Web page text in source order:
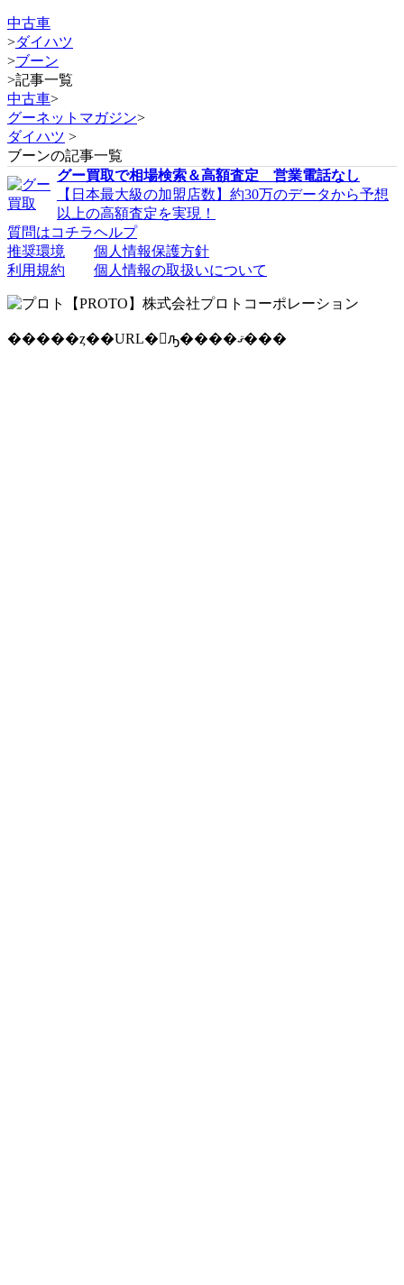
中古車
>ダイハツ
>ブーン
>記事一覧
中古車>
グーネットマガジン>
ダイハツ >
ブーンの記事一覧
グー買取で相場検索＆高額査定 営業電話なし
【日本最大級の加盟店数】約30万のデータから予想
以上の高額査定を実現！
質問はコチラヘルプ
推奨環境
個人情報保護方針
利用規約
個人情報の取扱いについて
�����ȥ��URL�򥳥ԡ����ޤ���